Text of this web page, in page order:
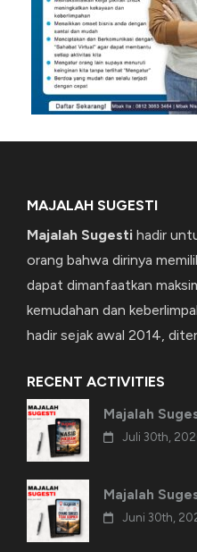
MAJALAH SUGESTI
Majalah Sugesti hadir
orang bahwa dirinya
dapat dimanfaatkan
kemudahan dan
hadir sejak awal 2014,
RECENT ACTIVITIES
Majalah
Juli 30th,
Majalah
Juni 30th,